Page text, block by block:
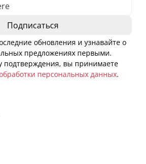
обновления и узнавайте о
предложениях первыми.
подтверждения, вы принимаете
персональных данных.